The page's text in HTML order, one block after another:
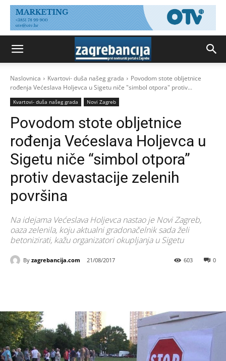
Naslovnica Kvartovi- duša našeg grada
Povodom stote obljetnice
rođenja Većeslava Holjevca u Sigetu niče "simbol otpora" protiv...
Kvartovi- duša našeg grada Novi Zagreb
Povodom stote obljetnice
rođenja Većeslava Holjevca u
Sigetu niče “simbol otpora”
protiv devastacije zelenih
površina
Na idejama Većeslava Holjevca nastao je Novi Zagreb,
oaza zelenila, koju aktualni gradonačelnik sada želi
betonizirati, kažu organizatori okupljanja u Sigetu
By zagrebancija.com 21/08/2017 0
603